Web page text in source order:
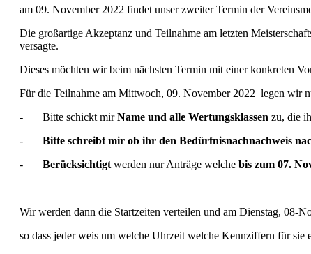
am 09. November 2022 findet unser zweiter Termin der
Die großartige Akzeptanz und Teilnahme am letzten
versagte.
Dieses möchten wir beim nächsten Termin mit einer konkreten
Für die Teilnahme am Mittwoch, 09. November 2022 legen wir
- Bitte schickt mirName und alle Wertungsklassen zu, die
- Bitte schreibt mir ob ihr den Bedürfnisnachnachweis
- Berücksichtigtwerden nur Anträge welche bis zum 07.
Wir werden dann die Startzeiten verteilen und am Dienstag, 08-
so dass jeder weis um welche Uhrzeit welche Kennziffern für sie